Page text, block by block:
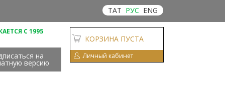
ТАТ РУС ENG
С 1995
на
версию
КОРЗИНА ПУСТА
Личный кабинет